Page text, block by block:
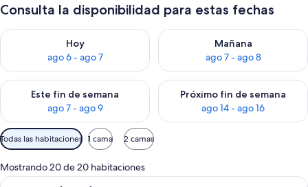
Consulta la disponibilidad para estas fechas
Hoy
ago 6 - ago 7
Consulta la disponibilidad para hoy ago 6 - ago 7
Mañana
ago 7 - ago 8
Consulta la disponibilidad
Este fin de semana
ago 7 - ago 9
Consulta la disponibilidad para este fin de semana ago 7 -
Próximo fin de semana
ago 14 - ago 16
Consulta la disponibilidad
Filtros
disponibles
para
las
Todas las habitaciones 1 cama 2 camas
Mostrando 20 de 20 habitaciones
Abrir
Habitación de hotel con cama, una